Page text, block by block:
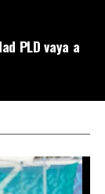
PLD vaya a